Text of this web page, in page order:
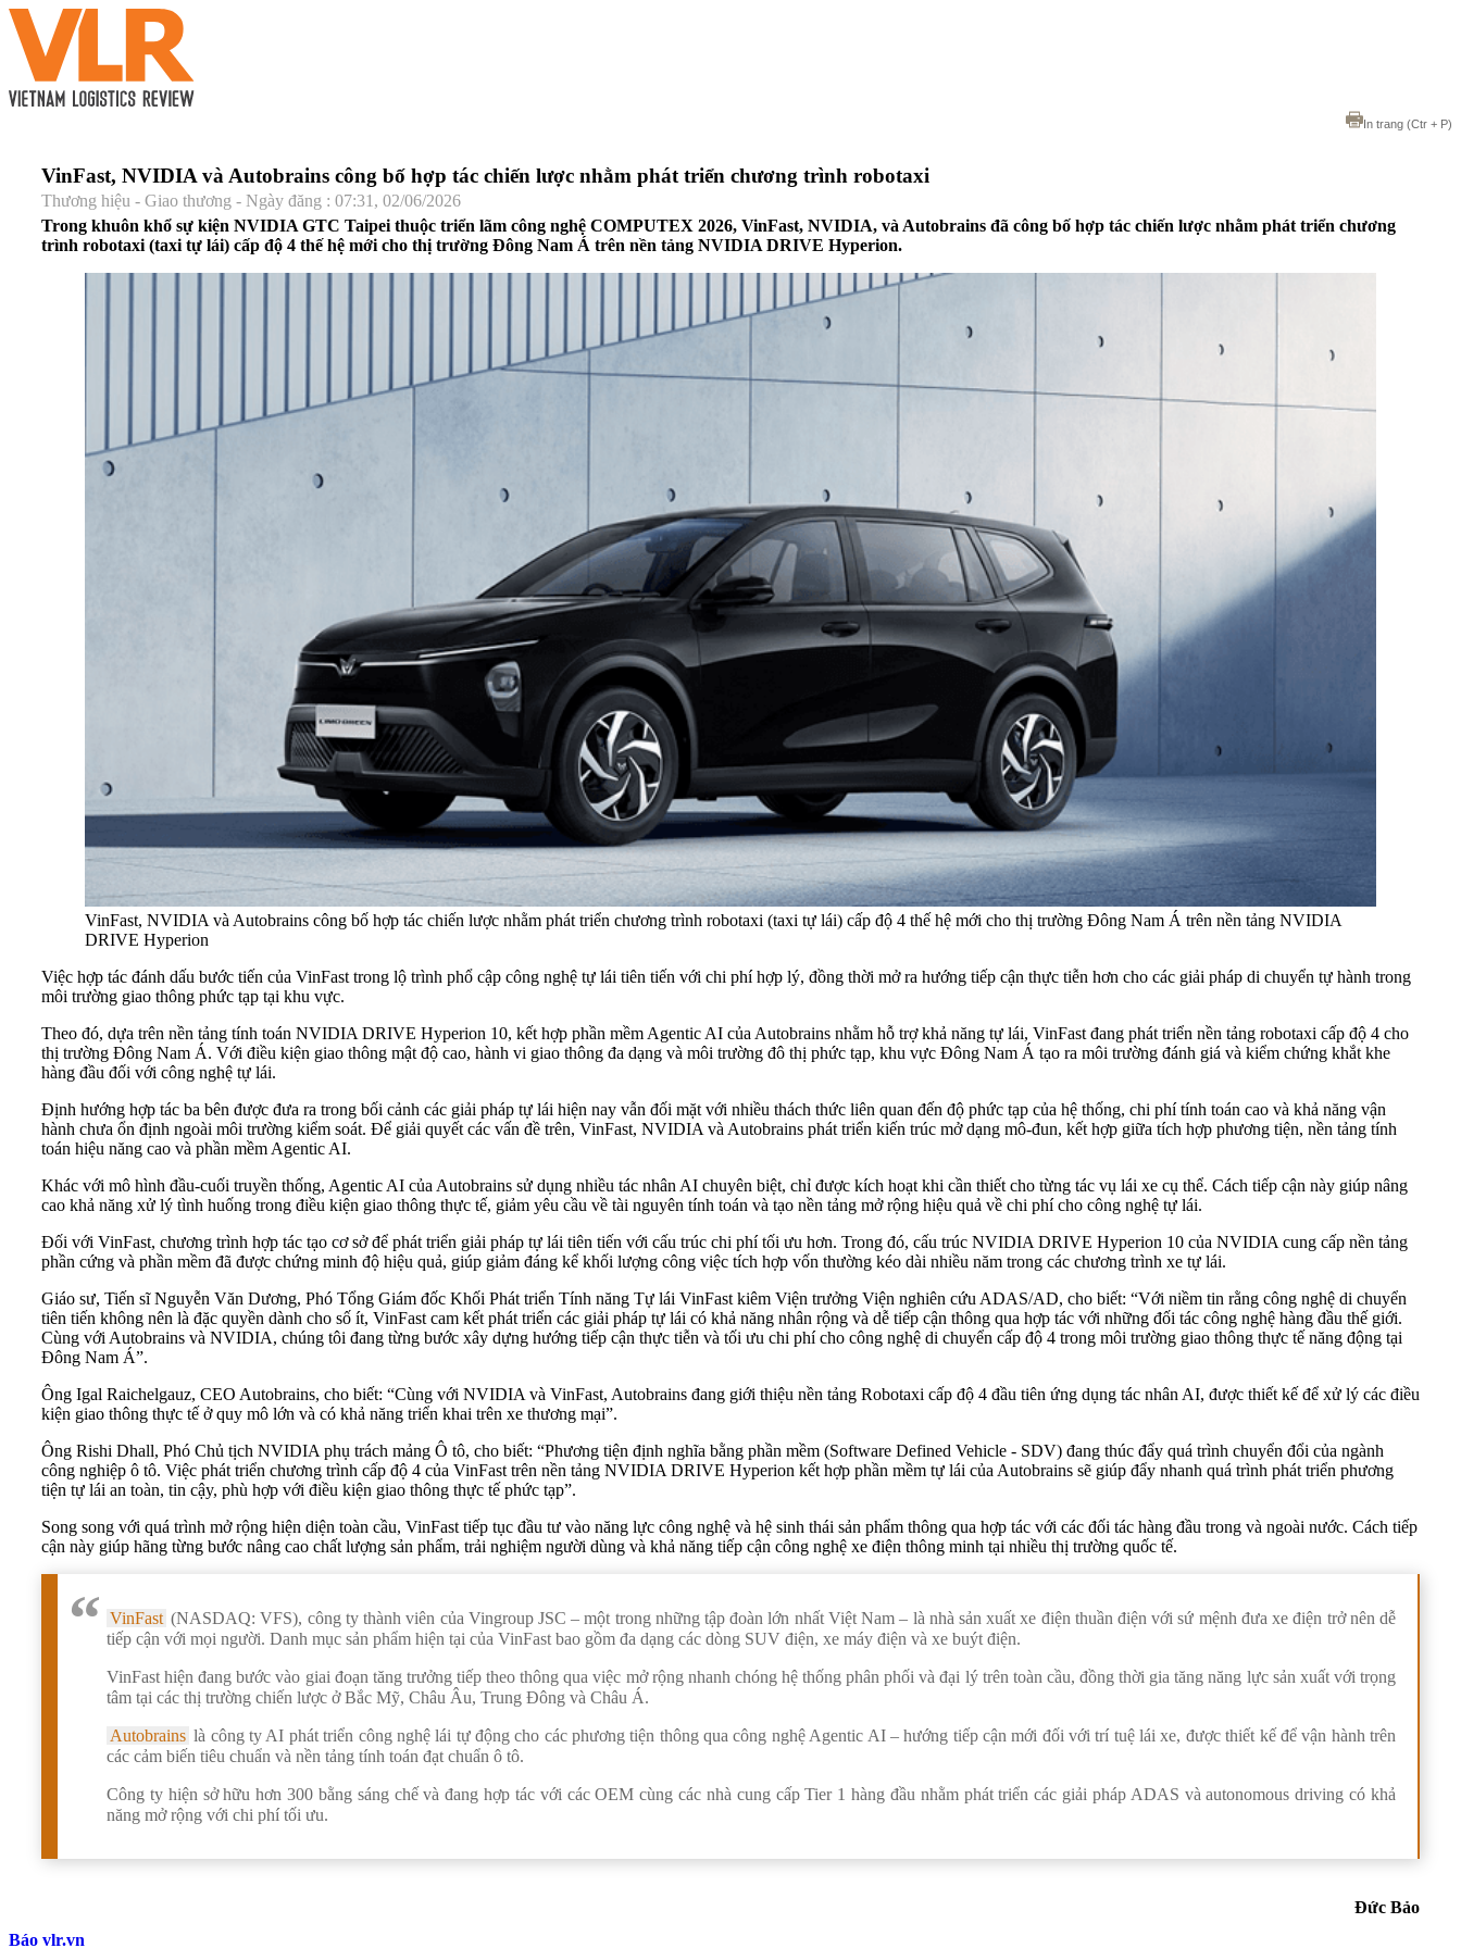
In trang (Ctr + P)
VinFast, NVIDIA và Autobrains công bố hợp tác chiến lược nhằm phát triển chương trình robotaxi
Thương hiệu - Giao thương - Ngày đăng : 07:31, 02/06/2026
Trong khuôn khổ sự kiện NVIDIA GTC Taipei thuộc triển lãm công nghệ COMPUTEX 2026, VinFast, NVIDIA, và Autobrains đã công bố hợp tác chiến lược nhằm phát triển chương
trình robotaxi (taxi tự lái) cấp độ 4 thế hệ mới cho thị trường Đông Nam Á trên nền tảng NVIDIA DRIVE Hyperion.
VinFast, NVIDIA và Autobrains công bố hợp tác chiến lược nhằm phát triển chương trình robotaxi (taxi tự lái) cấp độ 4 thế hệ mới cho thị trường Đông Nam Á trên nền tảng NVIDIA
DRIVE Hyperion
Việc hợp tác đánh dấu bước tiến của VinFast trong lộ trình phổ cập công nghệ tự lái tiên tiến với chi phí hợp lý, đồng thời mở ra hướng tiếp cận thực tiễn hơn cho các giải pháp di chuyển tự hành trong
môi trường giao thông phức tạp tại khu vực.
Theo đó, dựa trên nền tảng tính toán NVIDIA DRIVE Hyperion 10, kết hợp phần mềm Agentic AI của Autobrains nhằm hỗ trợ khả năng tự lái, VinFast đang phát triển nền tảng robotaxi cấp độ 4 cho
thị trường Đông Nam Á. Với điều kiện giao thông mật độ cao, hành vi giao thông đa dạng và môi trường đô thị phức tạp, khu vực Đông Nam Á tạo ra môi trường đánh giá và kiểm chứng khắt khe
hàng đầu đối với công nghệ tự lái.
Định hướng hợp tác ba bên được đưa ra trong bối cảnh các giải pháp tự lái hiện nay vẫn đối mặt với nhiều thách thức liên quan đến độ phức tạp của hệ thống, chi phí tính toán cao và khả năng vận
hành chưa ổn định ngoài môi trường kiểm soát. Để giải quyết các vấn đề trên, VinFast, NVIDIA và Autobrains phát triển kiến trúc mở dạng mô-đun, kết hợp giữa tích hợp phương tiện, nền tảng tính
toán hiệu năng cao và phần mềm Agentic AI.
Khác với mô hình đầu-cuối truyền thống, Agentic AI của Autobrains sử dụng nhiều tác nhân AI chuyên biệt, chỉ được kích hoạt khi cần thiết cho từng tác vụ lái xe cụ thể. Cách tiếp cận này giúp nâng
cao khả năng xử lý tình huống trong điều kiện giao thông thực tế, giảm yêu cầu về tài nguyên tính toán và tạo nền tảng mở rộng hiệu quả về chi phí cho công nghệ tự lái.
Đối với VinFast, chương trình hợp tác tạo cơ sở để phát triển giải pháp tự lái tiên tiến với cấu trúc chi phí tối ưu hơn. Trong đó, cấu trúc NVIDIA DRIVE Hyperion 10 của NVIDIA cung cấp nền tảng
phần cứng và phần mềm đã được chứng minh độ hiệu quả, giúp giảm đáng kể khối lượng công việc tích hợp vốn thường kéo dài nhiều năm trong các chương trình xe tự lái.
Giáo sư, Tiến sĩ Nguyễn Văn Dương, Phó Tổng Giám đốc Khối Phát triển Tính năng Tự lái VinFast kiêm Viện trưởng Viện nghiên cứu ADAS/AD, cho biết: “Với niềm tin rằng công nghệ di chuyển
tiên tiến không nên là đặc quyền dành cho số ít, VinFast cam kết phát triển các giải pháp tự lái có khả năng nhân rộng và dễ tiếp cận thông qua hợp tác với những đối tác công nghệ hàng đầu thế giới.
Cùng với Autobrains và NVIDIA, chúng tôi đang từng bước xây dựng hướng tiếp cận thực tiễn và tối ưu chi phí cho công nghệ di chuyển cấp độ 4 trong môi trường giao thông thực tế năng động tại
Đông Nam Á”.
Ông Igal Raichelgauz, CEO Autobrains, cho biết: “Cùng với NVIDIA và VinFast, Autobrains đang giới thiệu nền tảng Robotaxi cấp độ 4 đầu tiên ứng dụng tác nhân AI, được thiết kế để xử lý các điều
kiện giao thông thực tế ở quy mô lớn và có khả năng triển khai trên xe thương mại”.
Ông Rishi Dhall, Phó Chủ tịch NVIDIA phụ trách mảng Ô tô, cho biết: “Phương tiện định nghĩa bằng phần mềm (Software Defined Vehicle - SDV) đang thúc đẩy quá trình chuyển đổi của ngành
công nghiệp ô tô. Việc phát triển chương trình cấp độ 4 của VinFast trên nền tảng NVIDIA DRIVE Hyperion kết hợp phần mềm tự lái của Autobrains sẽ giúp đẩy nhanh quá trình phát triển phương
tiện tự lái an toàn, tin cậy, phù hợp với điều kiện giao thông thực tế phức tạp”.
Song song với quá trình mở rộng hiện diện toàn cầu, VinFast tiếp tục đầu tư vào năng lực công nghệ và hệ sinh thái sản phẩm thông qua hợp tác với các đối tác hàng đầu trong và ngoài nước. Cách tiếp
cận này giúp hãng từng bước nâng cao chất lượng sản phẩm, trải nghiệm người dùng và khả năng tiếp cận công nghệ xe điện thông minh tại nhiều thị trường quốc tế.
VinFast (NASDAQ: VFS), công ty thành viên của Vingroup JSC – một trong những tập đoàn lớn nhất Việt Nam – là nhà sản xuất xe điện thuần điện với sứ mệnh đưa xe điện trở nên dễ
tiếp cận với mọi người. Danh mục sản phẩm hiện tại của VinFast bao gồm đa dạng các dòng SUV điện, xe máy điện và xe buýt điện.
VinFast hiện đang bước vào giai đoạn tăng trưởng tiếp theo thông qua việc mở rộng nhanh chóng hệ thống phân phối và đại lý trên toàn cầu, đồng thời gia tăng năng lực sản xuất với trọng
tâm tại các thị trường chiến lược ở Bắc Mỹ, Châu Âu, Trung Đông và Châu Á.
Autobrains là công ty AI phát triển công nghệ lái tự động cho các phương tiện thông qua công nghệ Agentic AI – hướng tiếp cận mới đối với trí tuệ lái xe, được thiết kế để vận hành trên
các cảm biến tiêu chuẩn và nền tảng tính toán đạt chuẩn ô tô.
Công ty hiện sở hữu hơn 300 bằng sáng chế và đang hợp tác với các OEM cùng các nhà cung cấp Tier 1 hàng đầu nhằm phát triển các giải pháp ADAS và autonomous driving có khả
năng mở rộng với chi phí tối ưu.
Đức Bảo
Báo vlr.vn